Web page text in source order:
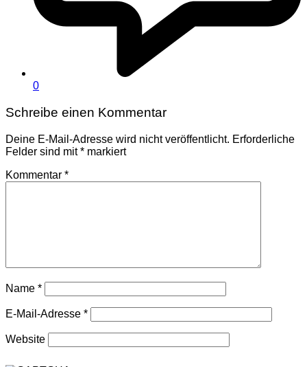
0
Schreibe einen Kommentar
Deine E-Mail-Adresse wird nicht veröffentlicht. Erforderliche
Felder sind mit* markiert
Kommentar *
Name *
E-Mail-Adresse *
Website